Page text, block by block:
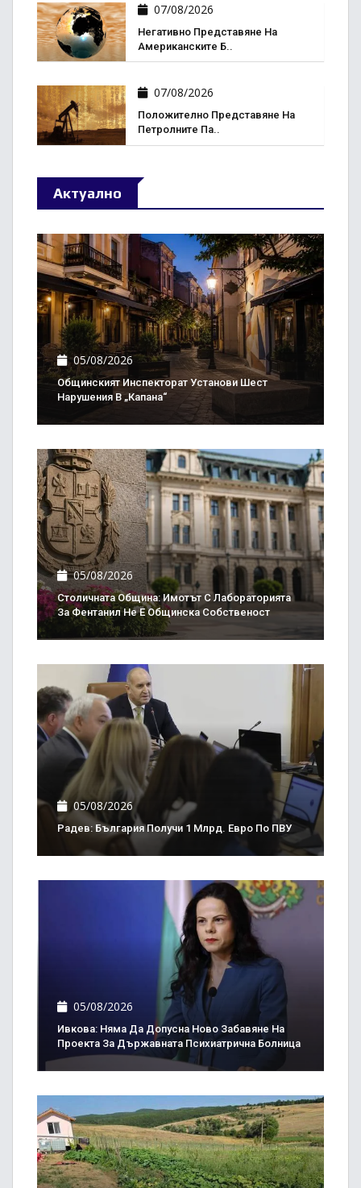
07/08/2026
Негативно Представяне На
Американските Б..
07/08/2026
Положително Представяне На
Петролните Па..
Актуално
05/08/2026
Общинският Инспекторат Установи Шест
Нарушения В „Капана“
05/08/2026
Столичната Община: Имотът С Лабораторията
За Фентанил Не Е Общинска Собственост
05/08/2026
Радев: България Получи 1 Млрд. Евро По ПВУ
05/08/2026
Ивкова: Няма Да Допусна Ново Забавяне На
Проекта За Държавната Психиатрична Болница